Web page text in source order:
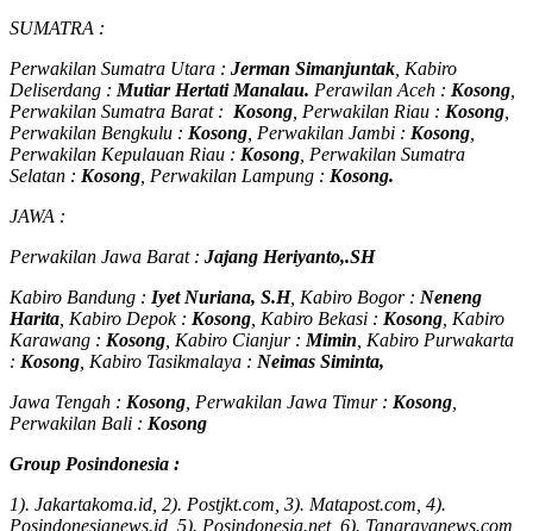
SUMATRA :
Perwakilan Sumatra Utara : Jerman Simanjuntak , Kabiro
Deliserdang : Mutiar Hertati Manalau. Perawilan Aceh : Kosong
Perwakilan Sumatra Barat : Kosong , Perwakilan Riau : Kosong
Perwakilan Bengkulu : Kosong , Perwakilan Jambi : Kosong
Perwakilan Kepulauan Riau : Kosong , Perwakilan Sumatra
Selatan : Kosong , Perwakilan Lampung : Kosong.
JAWA :
Perwakilan Jawa Barat : Jajang Heriyanto,.SH
Kabiro Bandung : Iyet Nuriana, S.H, Kabiro Bogor : Neneng
Harita , Kabiro Depok : Kosong , Kabiro Bekasi : Kosong , Kabiro
Karawang : Kosong , Kabiro Cianjur : Mimin , Kabiro Purwakarta
: Kosong , Kabiro Tasikmalaya : Neimas Siminta,
Jawa Tengah : Kosong , Perwakilan Jawa Timur : Kosong
Perwakilan Bali : Kosong
Group Posindonesia :
1). Jakartakoma.id, 2). Postjkt.com, 3). Matapost.com, 4).
Posindonesianews.id, 5). Posindonesia.net, 6). Tangrayanews.com,